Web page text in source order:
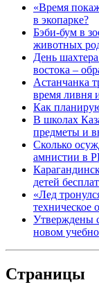
«Время
в экопарке?
Бэби-бум в
животных
День
востока –
Астанчанка
время ливня
Как
В школах
предметы и
Сколько
амнистии в
детей
«Лед
техническое
Утверждены
новом
Страницы